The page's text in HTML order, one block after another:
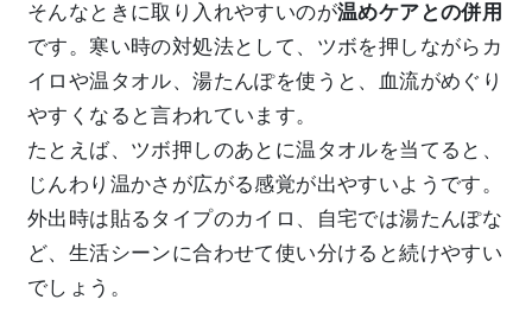
そんなときに取り入れやすいのが温めケアとの併用
です。寒い時の対処法として、ツボを押しながらカ
イロや温タオル、湯たんぽを使うと、血流がめぐり
やすくなると言われています。
たとえば、ツボ押しのあとに温タオルを当てると、
じんわり温かさが広がる感覚が出やすいようです。
外出時は貼るタイプのカイロ、自宅では湯たんぽな
ど、生活シーンに合わせて使い分けると続けやすい
でしょう。